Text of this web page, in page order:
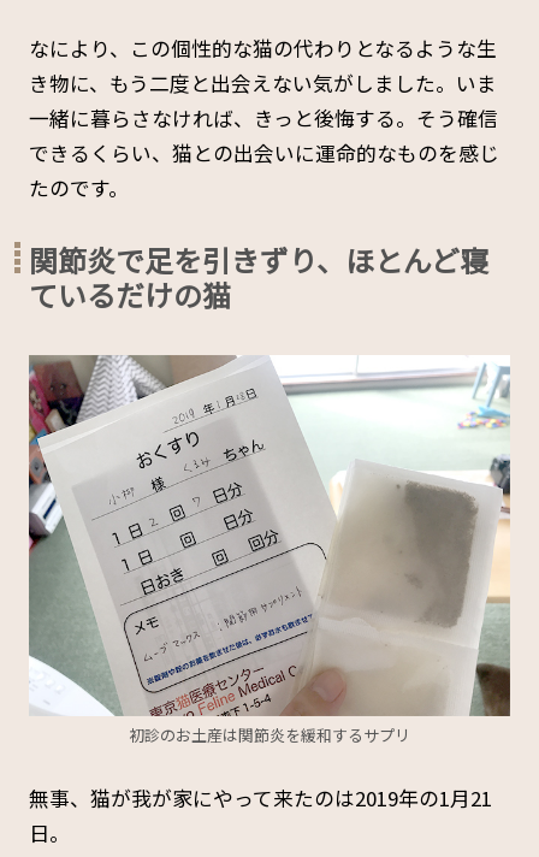
なにより、この個性的な猫の代わりとなるような生
き物に、もう二度と出会えない気がしました。いま
一緒に暮らさなければ、きっと後悔する。そう確信
できるくらい、猫との出会いに運命的なものを感じ
たのです。
関節炎で足を引きずり、ほとんど寝
ているだけの猫
初診のお土産は関節炎を緩和するサプリ
無事、猫が我が家にやって来たのは2019年の1月21
日。